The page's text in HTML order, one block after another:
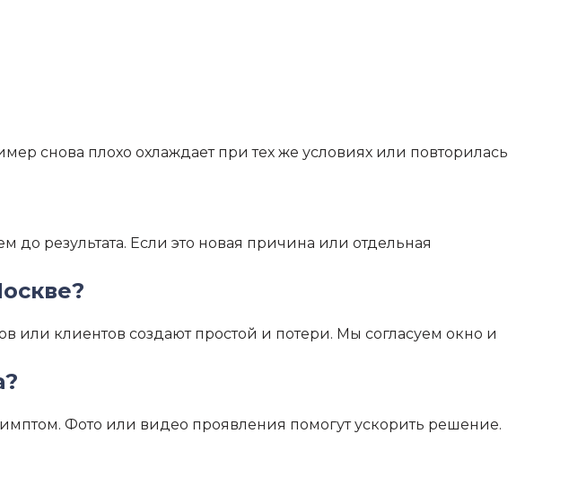
снова плохо охлаждает при тех же условиях или повторилась
результата. Если это новая причина или отдельная
или клиентов создают простой и потери. Мы согласуем окно и
Фото или видео проявления помогут ускорить решение.